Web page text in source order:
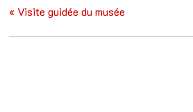
«Visite guidée du musée